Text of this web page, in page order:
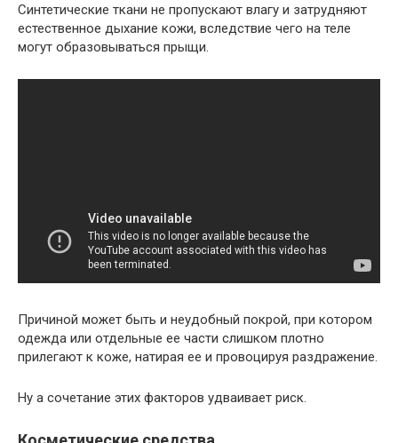
Синтетические ткани не пропускают влагу и затрудняют
естественное дыхание кожи, вследствие чего на теле
могут образовываться прыщи.
Причиной может быть и неудобный покрой, при котором
одежда или отдельные ее части слишком плотно
прилегают к коже, натирая ее и провоцируя раздражение.
Ну а сочетание этих факторов удваивает риск.